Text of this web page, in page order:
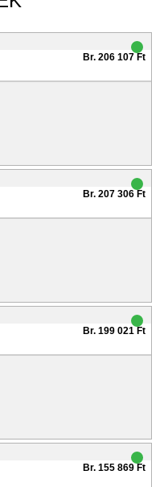
Br. 206 107 Ft
Br. 207 306 Ft
Br. 199 021 Ft
Br. 155 869 Ft